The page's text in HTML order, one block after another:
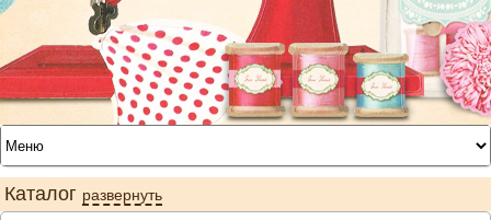
Каталог развернуть